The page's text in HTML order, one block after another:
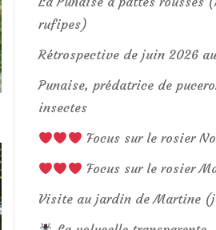
rufipes)
Rétrospective de juin 2026
Punaise, prédatrice de
insectes
Focus sur le rosier
Focus sur le rosier
Visite au jardin de Martine